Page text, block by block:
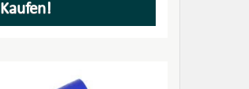
Kaufen!